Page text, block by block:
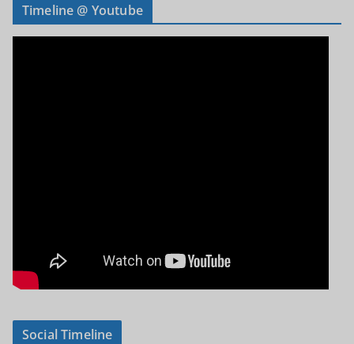
Timeline @ Youtube
Social Timeline